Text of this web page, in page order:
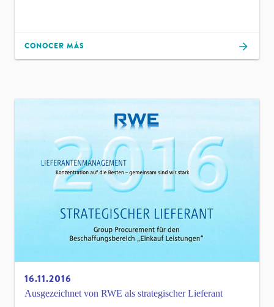
CONOCER MÁS
16.11.2016
Ausgezeichnet von RWE als strategischer Lieferant